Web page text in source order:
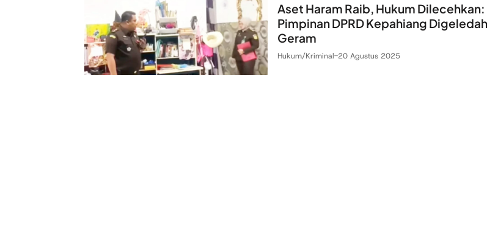
Aset Haram Raib, Hukum Dilecehkan:
Pimpinan DPRD Kepahiang
Geram
Hukum/Kriminal-20 Agustus 2025